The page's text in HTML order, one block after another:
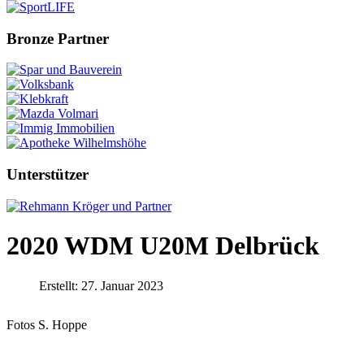
Bronze Partner
Unterstützer
2020 WDM U20M Delbrück
Erstellt: 27. Januar 2023
Fotos S. Hoppe